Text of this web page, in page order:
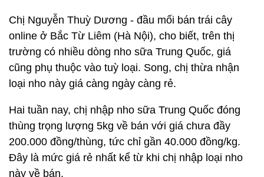
Chị Nguyễn Thuỳ Dương - đầu mối bán trái cây
online ở Bắc Từ Liêm (Hà Nội), cho biết, trên thị
trường có nhiều dòng nho sữa Trung Quốc, giá
cũng phụ thuộc vào tuỳ loại. Song, chị thừa nhận
loại nho này giá càng ngày càng rẻ.
Hai tuần nay, chị nhập nho sữa Trung Quốc đóng
thùng trọng lượng 5kg về bán với giá chưa đầy
200.000 đồng/thùng, tức chỉ gần 40.000 đồng/kg.
Đây là mức giá rẻ nhất kể từ khi chị nhập loại nho
này về bán.